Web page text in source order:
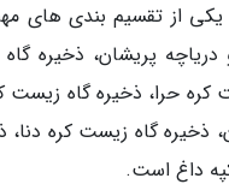
پریشان، ذخیره گاه
حرا، ذخیره گاه زیست
ذخیره گاه زیست کره
داغ است.